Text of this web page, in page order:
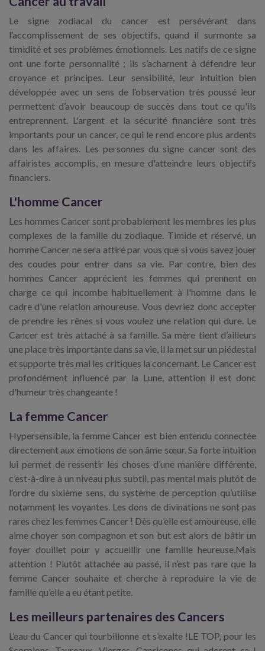
Le signe zodiacal du cancer est persévérant dans
l’accomplissement de ses objectifs, quand il surmonte sa
timidité et ses problèmes émotionnels. Les natifs de ce signe
ont une forte personnalité ; ils s’acharnent à défendre leur
croyance et principes. Leur sensibilité, leur intuition bien
développée avec un sens de l’observation très poussé leur
permettent d’avoir beaucoup de succès dans tout ce qu'ils
entreprennent. L'argent et la sécurité financière sont très
importants pour un cancer, ce qui le rend encore plus ardents
dans les affaires. Les personnes du signe cancer sont des
affairistes accomplis, en mesure d'atteindre leurs objectifs
financiers.
L'homme Cancer
Les hommes Cancer sont probablement les membres les plus
complexes de la famille du zodiaque. Timide et réservé, un
homme Cancer ne sera attiré par vous que si vous savez jouer
des coudes pour entrer dans sa vie. Par contre, bien des
hommes Cancer apprécient les femmes qui prennent en
charge ce qui incombe habituellement à l'homme dans le
cadre d'une relation amoureuse. Vous devriez donc accepter
de prendre les rênes si vous voulez une relation qui dure. Le
Cancer est très attaché à sa famille. Sa mère tient d’ailleurs
une place très importante dans sa vie, il la met sur un piédestal
et supporte très mal les critiques la concernant. Le Cancer est
profondément influencé par la Lune, attention il est donc
d'humeur très changeante !
La femme Cancer
Hypersensible, la femme Cancer est bien entendu connectée
directement aux émotions de son âme sœur. Sa forte intuition
lui permet de ressentir les choses d’une manière différente,
c’est-à-dire à un niveau plus subtil, pas mental mais plutôt de
l’ordre du sixième sens, du système de perception qu’utilise
notamment les voyantes. Les dons de divinations ne sont pas
rares chez les femmes Cancer ! Dès qu’elle est amoureuse, elle
aime choyer son compagnon et son but est alors de bâtir un
foyer douillet pour y accueillir une famille heureuse.Mais
attention ! Plutôt attachée au passé, il n’est pas rare que la
femme Cancer souhaite et cherche à reproduire la vie de
famille qu’elle a eu étant petite.
Les meilleurs partenaires des Cancers
L’eau du Cancer qui tourbillonne et s’exalte !LE TOP, pour les